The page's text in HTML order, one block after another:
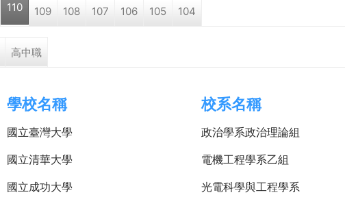
110 109 108 107 106 105 104
高中職
學校名稱 校系名稱
國立臺灣大學
政治學系政治理論組
國立清華大學
電機工程學系乙組
國立成功大學
光電科學與工程學系